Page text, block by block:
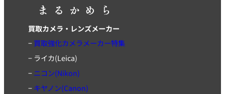
買取カメラ・レンズメーカー
−買取強化カメラメーカー特集
− ライカ(Leica)
−ニコン(Nikon)
−キヤノン(Canon)